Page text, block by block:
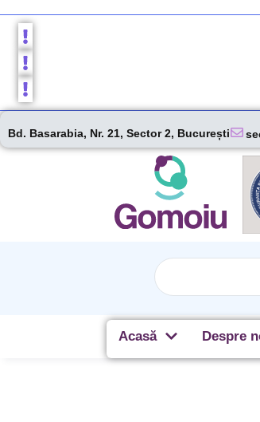
Bd. Basarabia, Nr. 21, Sector 2, București
Acasă Despre